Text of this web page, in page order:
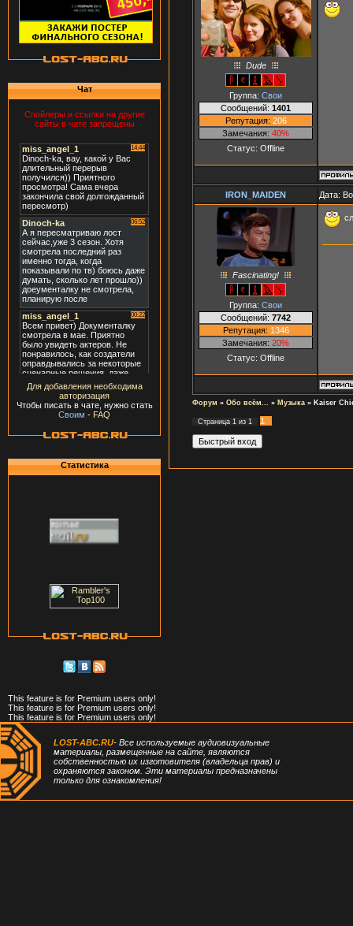
Чат
Спойлеры и ссылки на другие
сайты в чате запрещены
Для добавления необходима
авторизация
Чтобы писать в чате, нужно стать
Своим - FAQ
Статистика
This feature is for Premium users only!
This feature is for Premium users only!
This feature is for Premium users only!
Dude
Группа: Свои
Сообщений: 1401
Репутация: 206
Замечания: 40%
Статус: Offline
IRON_MAIDEN Дата:
Fascinating!
Группа: Свои
Сообщений: 7742
Репутация: 1346
Замечания: 20%
Статус: Offline
Форум » Обо всём... » Музыка » Kaiser
Страница 1 из 1 1
LOST-ABC.RU- Все используемые аудиовизуальные
материалы, размещенные на сайте, являются
собственностью их изготовителя (владельца прав) и
охраняются законом. Эти материалы предназначены
только для ознакомления!